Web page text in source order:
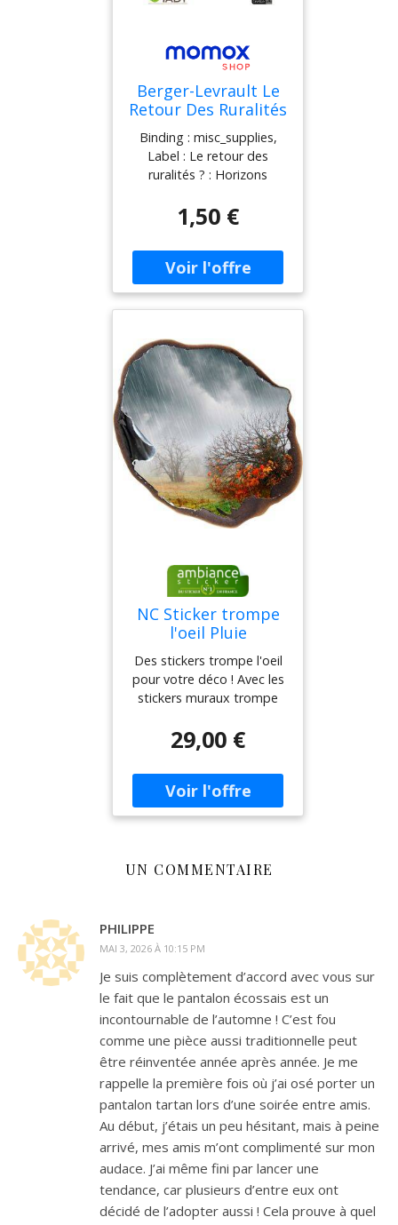
Berger-Levrault Le
Retour Des Ruralités
?: Horizons Publics
Hors-Série Automne
2019
Binding : misc_supplies,
Label : Le retour des
ruralités ? : Horizons
automne 2019,
NumberOfItems : 1,
medium : misc_supplies,
numberOfPages : 60,
publicationDate : 2021-05-
20, releaseDate : 2021-05-
Levrault, languages :
french, ISBN : 2701320429
1,50 €
NC Sticker trompe
l'oeil Pluie
d'automne
Des stickers trompe l'oeil
pour votre déco ! Avec les
stickers muraux trompe
Pluie d'automne, vous
pourrez enfin décorer
l'intérieur de votre
appartement ou maison à
votre guise ! Remplissez
raison cet autocollant
29,00 €
UN COMMENTAIRE
PHILIPPE
MAI 3, 2026 À 10:15 PM
Je suis complètement d’accord avec vous sur
le fait que le pantalon écossais est un
incontournable de l’automne ! C’est fou
comme une pièce aussi traditionnelle peut
être réinventée année après année. Je me
rappelle la première fois où j’ai osé porter un
pantalon tartan lors d’une soirée entre amis.
Au début, j’étais un peu hésitant, mais à peine
arrivé, mes amis m’ont complimenté sur mon
audace. J’ai même fini par lancer une
tendance, car plusieurs d’entre eux ont
décidé de l’adopter aussi ! Cela prouve à quel